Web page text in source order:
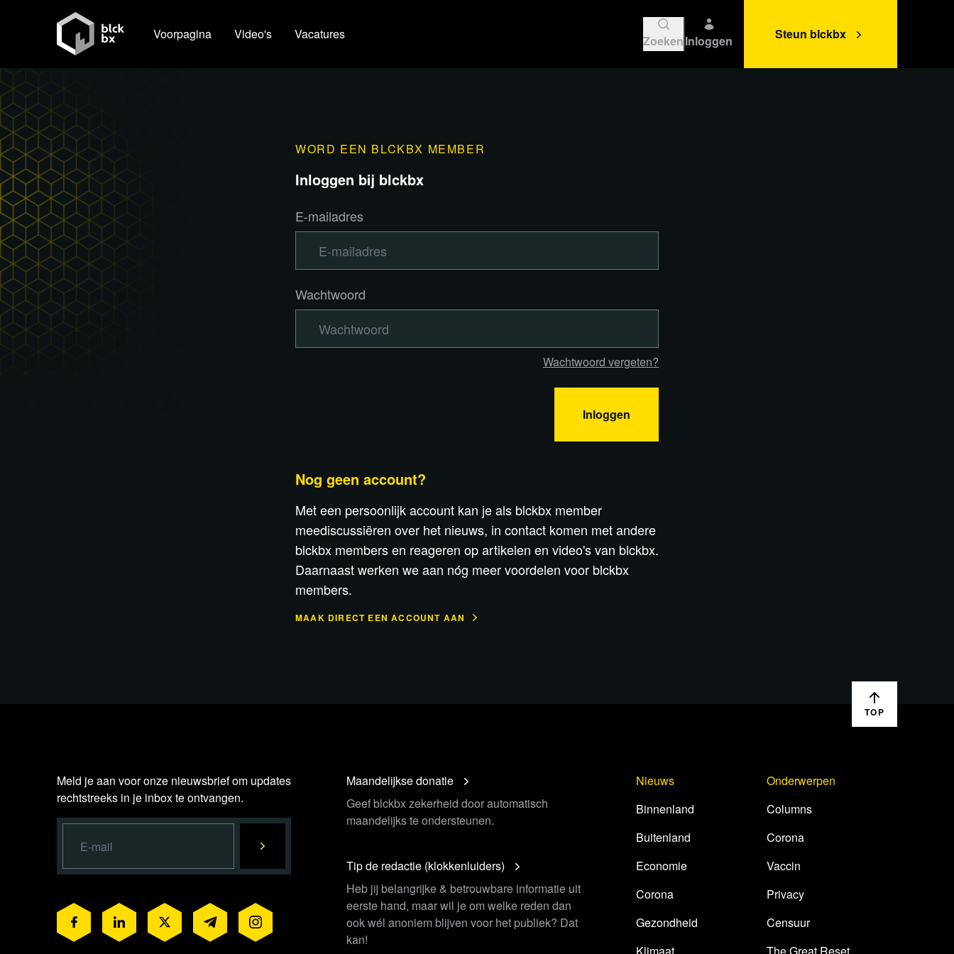
Voorpagina Video's Vacatures ZoekenInloggen Steun blckbx
WORD EEN BLCKBX MEMBER
Inloggen bij blckbx
E-mailadres
Wachtwoord
Wachtwoord vergeten?
Inloggen
Nog geen account?
Met een persoonlijk account kan je als blckbx member
meediscussiëren over het nieuws, in contact komen met andere
blckbx members en reageren op artikelen en video's van blckbx.
Daarnaast werken we aan nóg meer voordelen voor blckbx
members.
MAAK DIRECT EEN ACCOUNT AAN
TOP
Meld je aan voor onze nieuwsbrief om updates
rechtstreeks in je inbox te ontvangen.
Maandelijkse donatie
Geef blckbx zekerheid door automatisch
maandelijks te ondersteunen.
Tip de redactie (klokkenluiders)
Heb jij belangrijke & betrouwbare informatie uit
eerste hand, maar wil je om welke reden dan
ook wél anoniem blijven voor het publiek? Dat
kan!
Nieuws
Binnenland
Buitenland
Economie
Corona
Gezondheid
Onderwerpen
Columns
Corona
Vaccin
Privacy
Censuur